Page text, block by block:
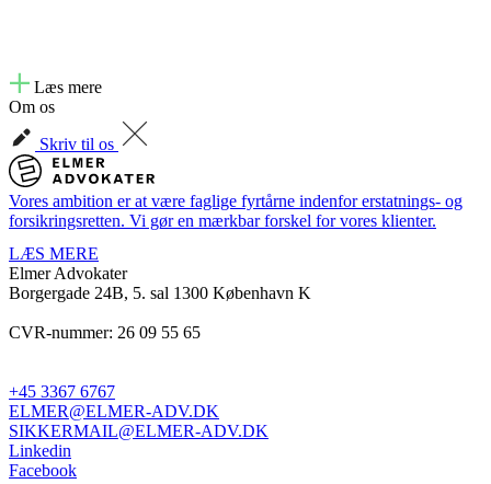
Læs mere
Om os
Skriv til os
Vores ambition er at være faglige fyrtårne indenfor erstatnings- og
forsikringsretten. Vi gør en mærkbar forskel for vores klienter.
LÆS MERE
Elmer Advokater
Borgergade 24B, 5. sal 1300 København K
CVR-nummer: 26 09 55 65
+45 3367 6767
ELMER@ELMER-ADV.DK
SIKKERMAIL@ELMER-ADV.DK
Linkedin
Facebook